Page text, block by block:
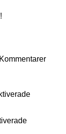
Kommentarer
för
för